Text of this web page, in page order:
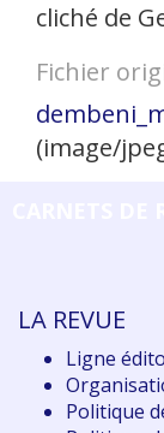
cliché de
Fichier
(image/
LA REVUE
Ligne
Politique